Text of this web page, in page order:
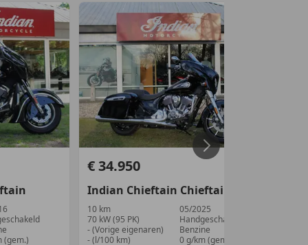
(gem.)
€ 34.950
Indian Chieftain Chieftain Limited
10 km
05/2025
70 kW (95 PK)
Handgeschakeld
- (Vorige eigenaren)
Benzine
- (l/100 km)
0 g/km (gem.)